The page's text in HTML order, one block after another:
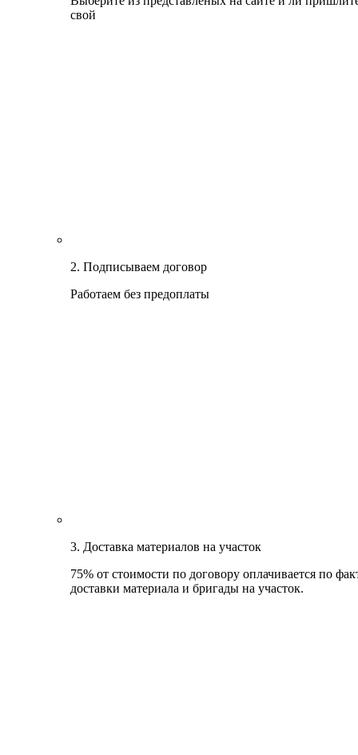
свой
2. Подписываем договор
Работаем без предоплаты
3. Доставка материалов на участок
75% от стоимости по договору оплачивается по
доставки материала и бригады на участок.